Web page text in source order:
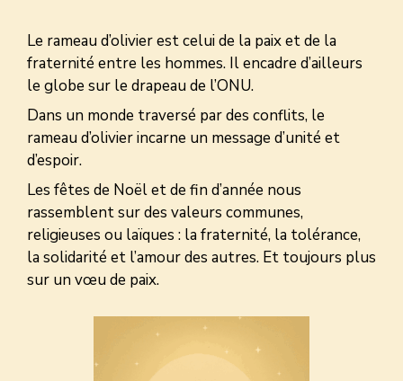
Le rameau d’olivier est celui de la paix et de la
fraternité entre les hommes. Il encadre d’ailleurs
le globe sur le drapeau de l’ONU.
Dans un monde traversé par des conflits, le
rameau d’olivier incarne un message d’unité et
d’espoir.
Les fêtes de Noël et de fin d’année nous
rassemblent sur des valeurs communes,
religieuses ou laïques : la fraternité, la tolérance,
la solidarité et l’amour des autres. Et toujours plus
sur un vœu de paix.